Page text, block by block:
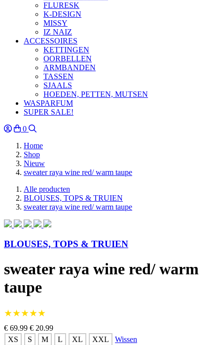
FLURESK
K-DESIGN
MISSY
IZ NAIZ
ACCESSOIRES
KETTINGEN
OORBELLEN
ARMBANDEN
TASSEN
SJAALS
HOEDEN, PETTEN, MUTSEN
WASPARFUM
SUPER SALE!
0
Home
Shop
Nieuw
sweater raya wine red/ warm taupe
Alle producten
BLOUSES, TOPS & TRUIEN
sweater raya wine red/ warm taupe
BLOUSES, TOPS & TRUIEN
sweater raya wine red/ warm
taupe
★★★★★
€ 69.99 € 20.99
XS
S M L XL XXL
Wissen